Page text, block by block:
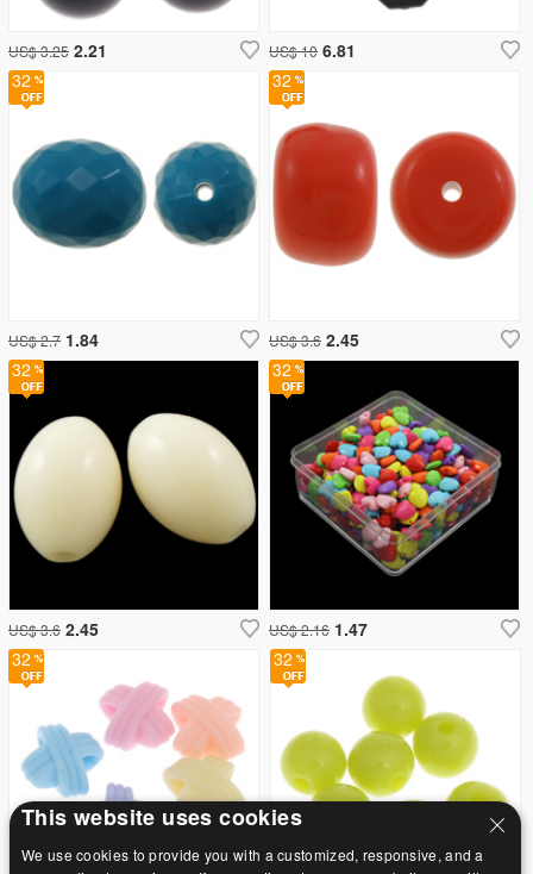
32
US$ 3.25 2.21 US$ 10 6.81
32
US$ 2.7 1.84
32
US$ 3.6 2.45
32
US$ 3.6 2.45
32
US$ 2.16 1.47
32
This website uses cookies
We use cookies to provide you with a customized, responsive, and a